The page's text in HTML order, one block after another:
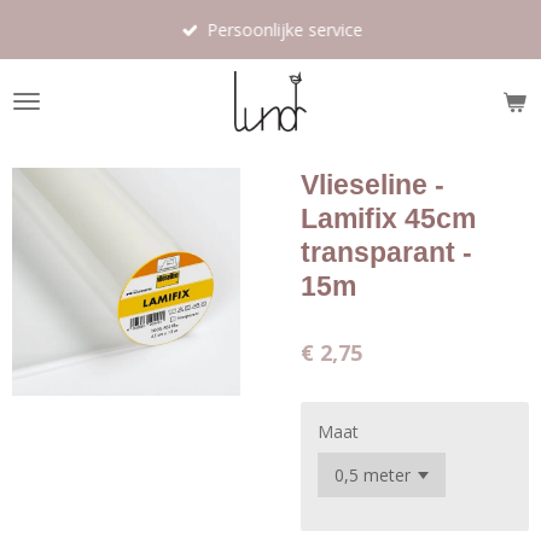
de
Persoonlijke service
Vlieseline -
Lamifix 45cm
transparant -
15m
€ 2,75
Maat